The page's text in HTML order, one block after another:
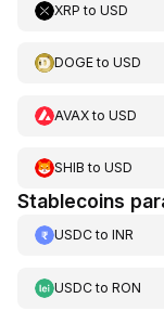
XRP to USD
DOGEto USD
AVAXto USD
SHIB to USD
Stablecoins
USDCto INR
USDCto RON